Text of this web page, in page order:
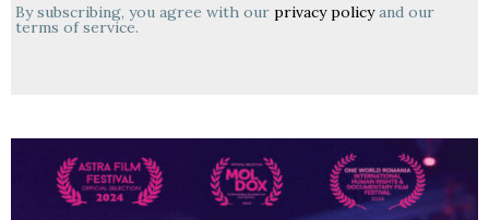
By subscribing, you agree with our privacy policyand our
terms of service.